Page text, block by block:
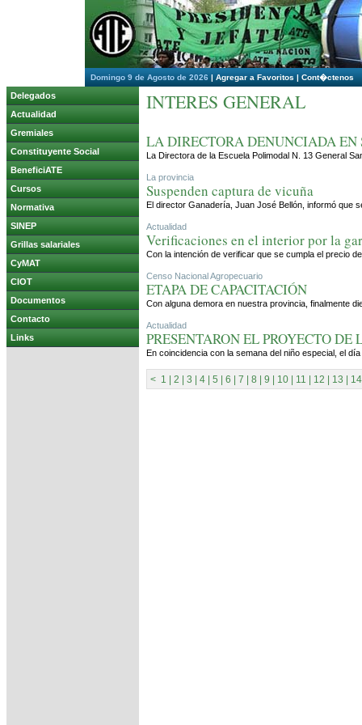
Domingo 9 de Agosto de 2026 | Agregar a Favoritos | Cont�ctenos
Delegados
Actualidad
Gremiales
Constituyente Social
BeneficiATE
Cursos
Normativa
SINEP
Grillas salariales
CyMAT
CIOT
Documentos
Contacto
Links
INTERES GENERAL
LA DIRECTORA DENUNCIADA EN
La Directora de la Escuela Polimodal N. 13 General
La provincia
Suspenden captura de vicuña
El director Ganadería, Juan José Bellón, informó que
Actualidad
Verificaciones en el interior por la
Con la intención de verificar que se cumpla el precio
Censo Nacional Agropecuario
ETAPA DE CAPACITACIÓN
Con alguna demora en nuestra provincia, finalmente
Actualidad
PRESENTARON EL PROYECTO
En coincidencia con la semana del niño especial, el
< 1 2 3 4 5 6 7 8 9 10 11 12 13 14